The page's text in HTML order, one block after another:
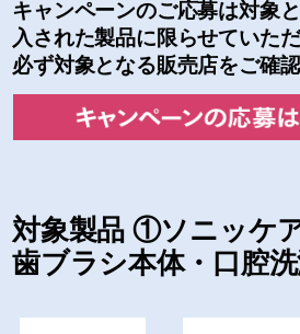
キャンペーンのご応募は対象
入された製品に限らせていただ
必ず対象となる販売店をご確認
対象製品 ①ソニッケ
歯ブラシ本体・口腔